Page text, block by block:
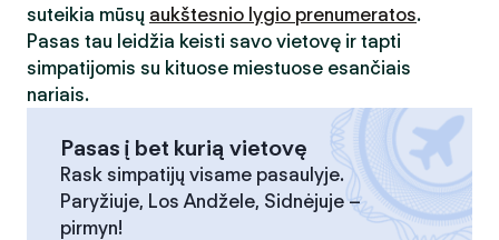
suteikia mūsų aukštesnio lygio prenumeratos.
Pasas tau leidžia keisti savo vietovę ir tapti
simpatijomis su kituose miestuose esančiais
nariais.
Pasas į bet kurią vietovę
Rask simpatijų visame pasaulyje.
Paryžiuje, Los Andžele, Sidnėjuje –
pirmyn!